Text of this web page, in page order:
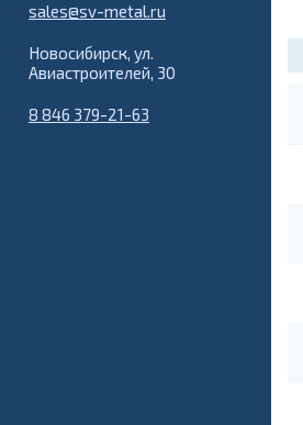
sales@sv-metal.ru
Новосибирск, ул.
Авиастроителей, 30
8 846 379-21-63